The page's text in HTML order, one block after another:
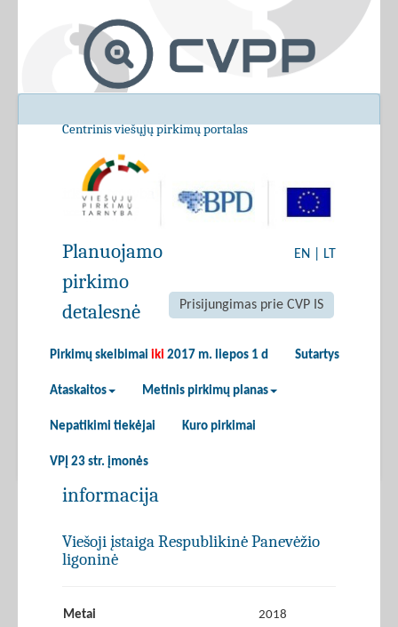
Centrinis viešųjų pirkimų portalas
EN LT
Prisijungimas prie CVP IS
Pirkimų skelbimai iki 2017 m. liepos 1 d Sutartys
Ataskaitos Metinis pirkimų planas
Nepatikimi tiekėjai Kuro pirkimai
VPĮ 23 str. įmonės
Planuojamo
pirkimo
detalesnė
informacija
Viešoji įstaiga Respublikinė Panevėžio
ligoninė
Metai 2018